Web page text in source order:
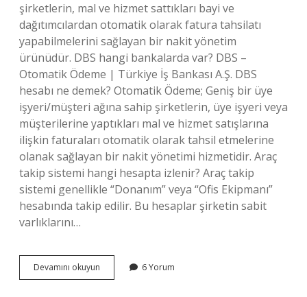
şirketlerin, mal ve hizmet sattıkları bayi ve
dağıtımcılardan otomatik olarak fatura tahsilatı
yapabilmelerini sağlayan bir nakit yönetim
ürünüdür. DBS hangi bankalarda var? DBS –
Otomatik Ödeme | Türkiye İş Bankası A.Ş. DBS
hesabı ne demek? Otomatik Ödeme; Geniş bir üye
işyeri/müşteri ağına sahip şirketlerin, üye işyeri veya
müşterilerine yaptıkları mal ve hizmet satışlarına
ilişkin faturaları otomatik olarak tahsil etmelerine
olanak sağlayan bir nakit yönetimi hizmetidir. Araç
takip sistemi hangi hesapta izlenir? Araç takip
sistemi genellikle “Donanım” veya “Ofis Ekipmanı”
hesabında takip edilir. Bu hesaplar şirketin sabit
varlıklarını…
Devamını okuyun
Hangi
6 Yorum